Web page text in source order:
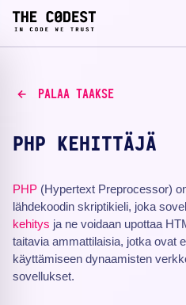
PALAA TAAKSE
PHP KEHITTÄJÄ
PHP (Hypertext Preprocessor)
lähdekoodin skriptikieli, joka
kehitys ja ne voidaan upottaa
taitavia ammattilaisia, jotka ovat
käyttämiseen dynaamisten
sovellukset.